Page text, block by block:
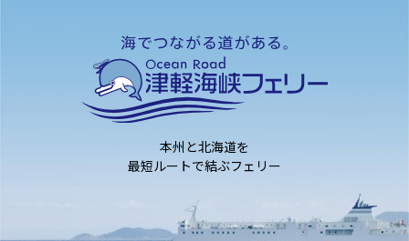
本州と北海道を
最短ルートで結ぶフェリー